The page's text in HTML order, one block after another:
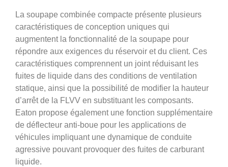
La soupape combinée compacte présente plusieurs
caractéristiques de conception uniques qui
augmentent la fonctionnalité de la soupape pour
répondre aux exigences du réservoir et du client. Ces
caractéristiques comprennent un joint réduisant les
fuites de liquide dans des conditions de ventilation
statique, ainsi que la possibilité de modifier la hauteur
d’arrêt de la FLVV en substituant les composants.
Eaton propose également une fonction supplémentaire
de déflecteur anti-boue pour les applications de
véhicules impliquant une dynamique de conduite
agressive pouvant provoquer des fuites de carburant
liquide.